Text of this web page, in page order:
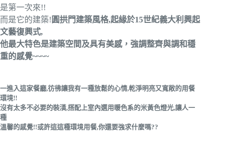
是第一次來!!
而是它的建築! 圓拱門建築風格,起緣於15世紀義大利興起
文藝復興式,
他最大特色是建築空間及具有美感，強調整齊與調和穩
重的感覺~~~~
一進入這家餐廳,彷彿讓我有一種放鬆的心情,乾淨明亮又寬敞的用餐
環境!!
沒有太多不必要的裝潢,搭配上室內選用暖色系的米黃色燈光,讓人一
種
溫馨的感覺!!或許這這種環境用餐,你還要強求什麼嗎??